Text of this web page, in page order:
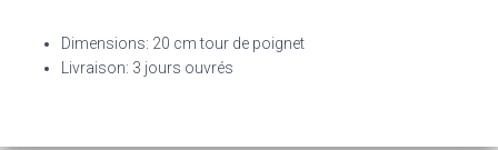
Dimensions: 20 cm tour de poignet
Livraison: 3 jours ouvrés